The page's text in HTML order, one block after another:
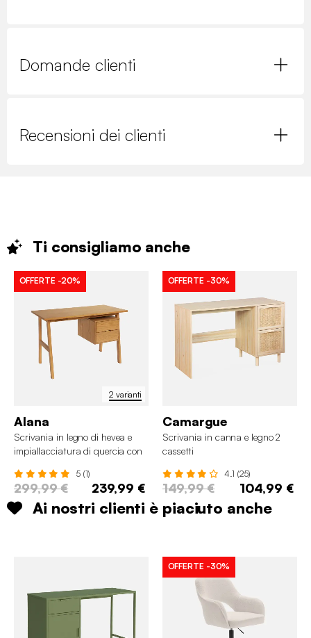
Domande clienti
Recensioni dei clienti
Ti consigliamo anche
2 varianti
OFFERTE -20%
Alana
Scrivania in legno di hevea e
impiallacciatura di quercia con
5 (1)
299,99 € 239,99 €
OFFERTE -30%
Camargue
Scrivania in canna e legno 2
cassetti
4.1 (25)
149,99 € 104,99 €
Ai nostri clienti è piaciuto anche
OFFERTE -30%